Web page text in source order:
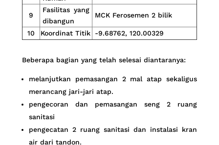
9
Fasilitas yang
dibangun
MCK Ferosemen 2 bilik
10 Koordinat Titik -9.68762, 120.00329
Beberapa bagian yang telah selesai diantaranya:
melanjutkan pemasangan 2 mal atap sekaligus
merancang jari-jari atap.
pengecoran dan pemasangan seng 2 ruang
sanitasi
pengecatan 2 ruang sanitasi dan instalasi kran
air dari tandon.